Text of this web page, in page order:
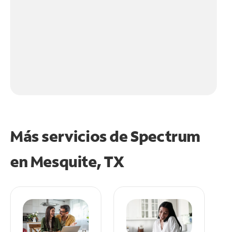
Más servicios de Spectrum
enMesquite, TX